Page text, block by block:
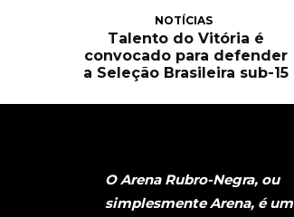
NOTÍCIAS
Talento do Vitória é
convocado para defender
a Seleção Brasileira sub-15
O Arena Rubro-Negra, ou
simplesmente Arena, é